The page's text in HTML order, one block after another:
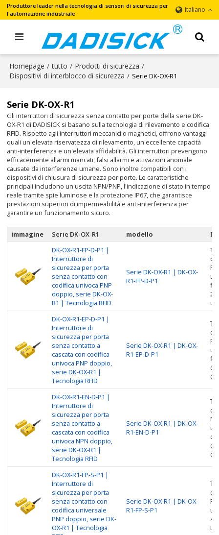
Produttore leader nella tecnologia di sensori di sicurezza per
l'automazione industriale
Italiano
Homepage / tutto / Prodotti di sicurezza /
Dispositivi di interblocco di sicurezza / Serie DK-OX-R1
Serie DK-OX-R1
Gli interruttori di sicurezza senza contatto per porte della serie DK-
OX-R1 di DADISICK si basano sulla tecnologia di rilevamento e codifica
RFID. Rispetto agli interruttori meccanici o magnetici, offrono vantaggi
quali un'elevata riservatezza di rilevamento, un'eccellente capacità
anti-interferenza e un'elevata affidabilità. Gli interruttori prevengono
efficacemente allarmi mancati, falsi allarmi e attivazioni anomale
causate da interferenze umane. Sono inoltre compatibili con i
dispositivi di chiusura di sicurezza per porte. Le caratteristiche
principali includono un'uscita NPN/PNP, l'indicazione di stato in tempo
reale tramite spie luminose e la protezione IP67, che garantisce
prestazioni superiori di impermeabilità e anti-interferenza per
garantire un funzionamento sicuro.
immagine Serie DK-OX-R1 modello
DK-OX-R1-FP-D-P1 |
Interruttore di
sicurezza per porta
senza contatto con
codifica univoca PNP
doppio, serie DK-OX-
R1 | Tecnologia RFID
Serie DK-OX-R1 | DK-OX-
R1-FP-D-P1
fili
DK-OX-R1-EP-D-P1 |
Interruttore di
sicurezza per porta
senza contatto a
cascata con codifica
univoca PNP doppio,
serie DK-OX-R1 |
Tecnologia RFID
Serie DK-OX-R1 | DK-OX-
R1-EP-D-P1
fili
DK-OX-R1-EN-D-P1 |
Interruttore di
sicurezza per porta
senza contatto a
cascata con codifica
univoca NPN doppio,
serie DK-OX-R1 |
Tecnologia RFID
Serie DK-OX-R1 | DK-OX-
R1-EN-D-P1
DK-OX-R1-FP-S-P1 |
Interruttore di
sicurezza per porta
senza contatto con
codifica universale
PNP doppio, serie DK-
OX-R1 | Tecnologia
Serie DK-OX-R1 | DK-OX-
R1-FP-S-P1
a